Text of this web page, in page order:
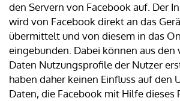
den Servern von Facebook auf. Der
wird von Facebook direkt an das
übermittelt und von diesem in das
eingebunden. Dabei können aus den
Daten Nutzungsprofile der Nutzer
haben daher keinen Einfluss auf den
Daten, die Facebook mit Hilfe dieses